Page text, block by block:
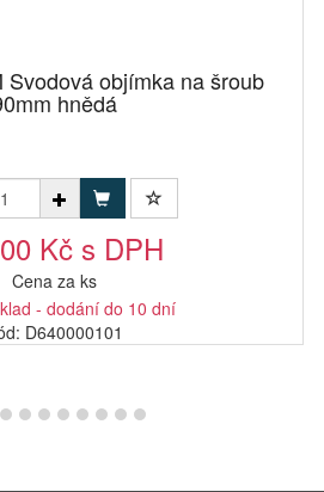
Svodová objímka na šroub
hnědá
Kč s DPH
Cena za ks
- dodání do 10 dní
D640000101